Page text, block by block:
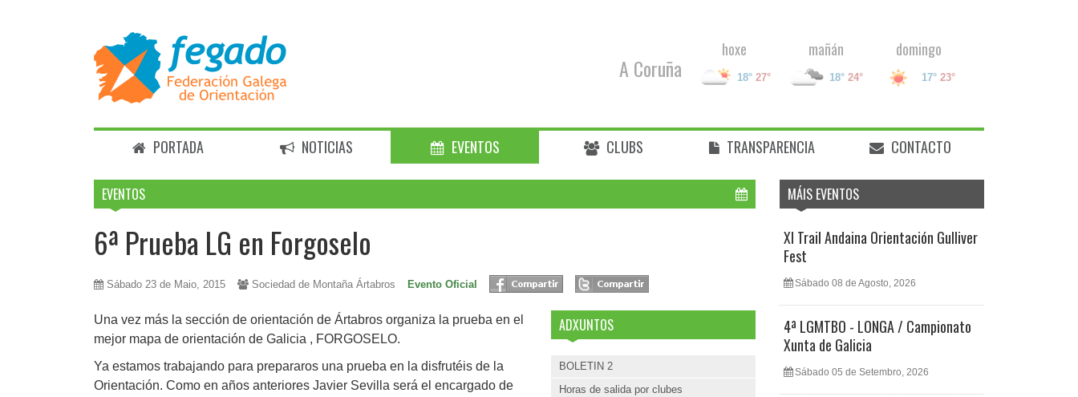
27° 23° Lugo
hoxe
18° 30°
PORTADA NOTICIAS EVENTOS CLUBS TRANSPARENCIA CONTACTO
EVENTOS
6ª Prueba LG en Forgoselo
Sábado 23 de Maio, 2015 Sociedad de Montaña Ártabros Evento Oficial
Una vez más la sección de orientación de Ártabros organiza la prueba en el
mejor mapa de orientación de Galicia , FORGOSELO.
Ya estamos trabajando para prepararos una prueba en la disfrutéis de la
Orientación. Como en años anteriores Javier Sevilla será el encargado de
ADXUNTOS
BOLETIN 2
Horas de salida por clubes
MÁIS EVENTOS
XI Trail Andaina Orientación Gulliver
Fest
Sábado 08 de Agosto, 2026
4ª LGMTBO - LONGA / Campionato
Xunta de Galicia
Sábado 05 de Setembro, 2026